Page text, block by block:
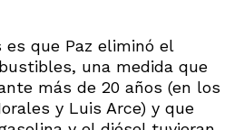
es que Paz eliminó el
una medida que
más de 20 años (en los
y Luis Arce) y que